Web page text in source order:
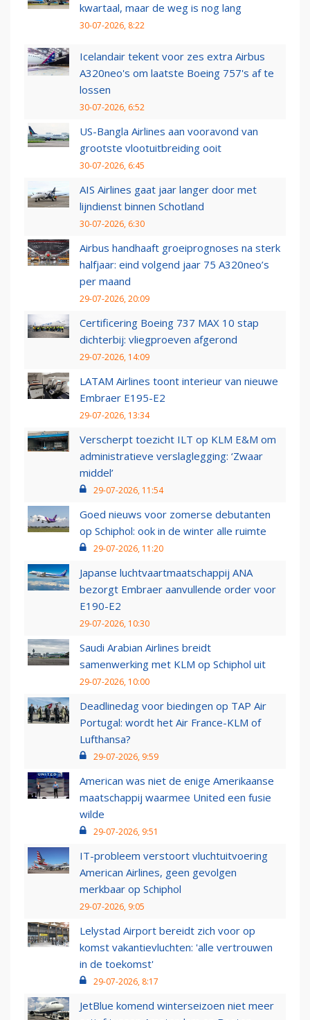
kwartaal, maar de weg is nog lang
30-07-2026, 8:22
Icelandair tekent voor zes extra Airbus
A320neo's om laatste Boeing 757's af te
lossen
30-07-2026, 6:52
US-Bangla Airlines aan vooravond van
grootste vlootuitbreiding ooit
30-07-2026, 6:45
AIS Airlines gaat jaar langer door met
lijndienst binnen Schotland
30-07-2026, 6:30
Airbus handhaaft groeiprognoses na sterk
halfjaar: eind volgend jaar 75 A320neo’s
per maand
29-07-2026, 20:09
Certificering Boeing 737 MAX 10 stap
dichterbij: vliegproeven afgerond
29-07-2026, 14:09
LATAM Airlines toont interieur van nieuwe
Embraer E195-E2
29-07-2026, 13:34
Verscherpt toezicht ILT op KLM E&M om
administratieve verslaglegging: ‘Zwaar
middel’
29-07-2026, 11:54
Goed nieuws voor zomerse debutanten
op Schiphol: ook in de winter alle ruimte
29-07-2026, 11:20
Japanse luchtvaartmaatschappij ANA
bezorgt Embraer aanvullende order voor
E190-E2
29-07-2026, 10:30
Saudi Arabian Airlines breidt
samenwerking met KLM op Schiphol uit
29-07-2026, 10:00
Deadlinedag voor biedingen op TAP Air
Portugal: wordt het Air France-KLM of
Lufthansa?
29-07-2026, 9:59
American was niet de enige Amerikaanse
maatschappij waarmee United een fusie
wilde
29-07-2026, 9:51
IT-probleem verstoort vluchtuitvoering
American Airlines, geen gevolgen
merkbaar op Schiphol
29-07-2026, 9:05
Lelystad Airport bereidt zich voor op
komst vakantievluchten: 'alle vertrouwen
in de toekomst'
29-07-2026, 8:17
JetBlue komend winterseizoen niet meer